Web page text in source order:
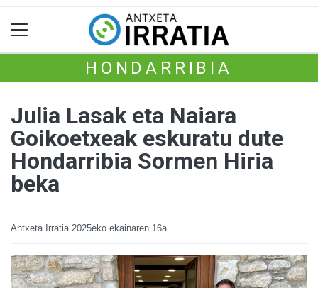
HONDARRIBIA
Julia Lasak eta Naiara
Goikoetxeak eskuratu dute
Hondarribia Sormen Hiria
beka
Antxeta Irratia 2025eko ekainaren 16a